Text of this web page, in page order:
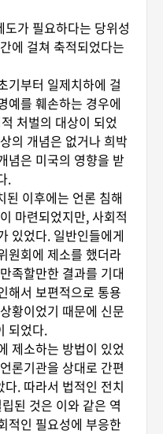
가 필요하다는 당위성
에 걸쳐 축적되었다는
기부터 일제치하에 걸
예를 훼손하는 경우에
처벌의 대상이 되었
의 개념은 없거나 희박
념은 미국의 영향을 받
.
이후에는 언론 침해
마련되었지만, 사회적
있었다. 일반인들에게
원회에 제소를 했더라
족할만한 결과를 기대
해서 보편적으로 통용
황이었기 때문에 신문
되었다.
제소하는 방법이 있었
론기관을 상대로 간편
. 따라서 법적인 전치
된 것은 이와 같은 역
적인 필요성에 부응한